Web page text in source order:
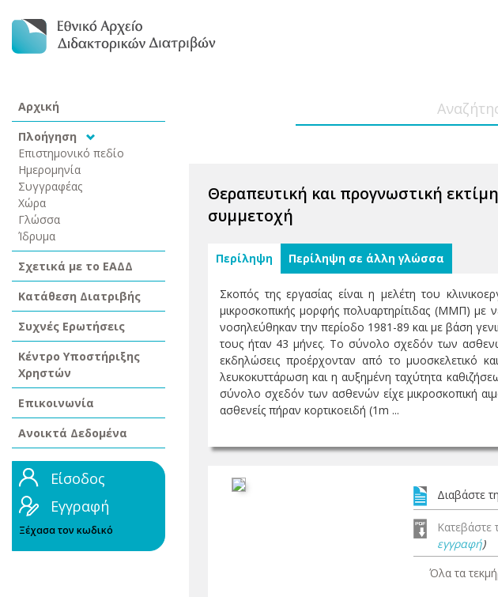
Αρχική
Πλοήγηση
Επιστημονικό πεδίο
Ημερομηνία
Συγγραφέας
Χώρα
Γλώσσα
Ίδρυμα
Σχετικά με το ΕΑΔΔ
Κατάθεση Διατριβής
Συχνές Ερωτήσεις
Κέντρο Υποστήριξης
Χρηστών
Επικοινωνία
Ανοικτά Δεδομένα
Είσοδος
Εγγραφή
Ξέχασα τον κωδικό
Θεραπευτική και προγνωστική
συμμετοχή
Περίληψη Περίληψη σε άλλη γλώσσα
Σκοπός της εργασίας είναι η μελέτη του
μικροσκοπικής μορφής πολυαρτηρίτιδας (ΜΜΠ) με
νοσηλεύθηκαν την περίοδο 1981-89 και με βάση
τους ήταν 43 μήνες. Το σύνολο σχεδόν των
εκδηλώσεις προέρχονταν από το μυοσκελετικό
λευκοκυττάρωση και η αυξημένη ταχύτητα
σύνολο σχεδόν των ασθενών είχε μικροσκοπική
ασθενείς πήραν κορτικοειδή (1m ...
Διαβάστε
Κατεβάστε
εγγραφή)
Όλα τα